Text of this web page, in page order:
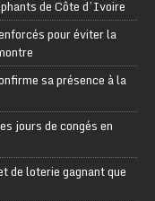
de Côte d’Ivoire
pour éviter la
sa présence à la
jours de congés en
de loterie gagnant que